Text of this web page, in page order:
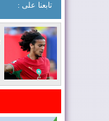
: تابعنا على